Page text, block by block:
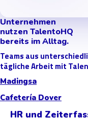
Unternehmen
nutzen TalentoHQ
bereits im Alltag.
Teams aus
tägliche Arbeit mit
Madingsa
Cafetería Dover
HR und